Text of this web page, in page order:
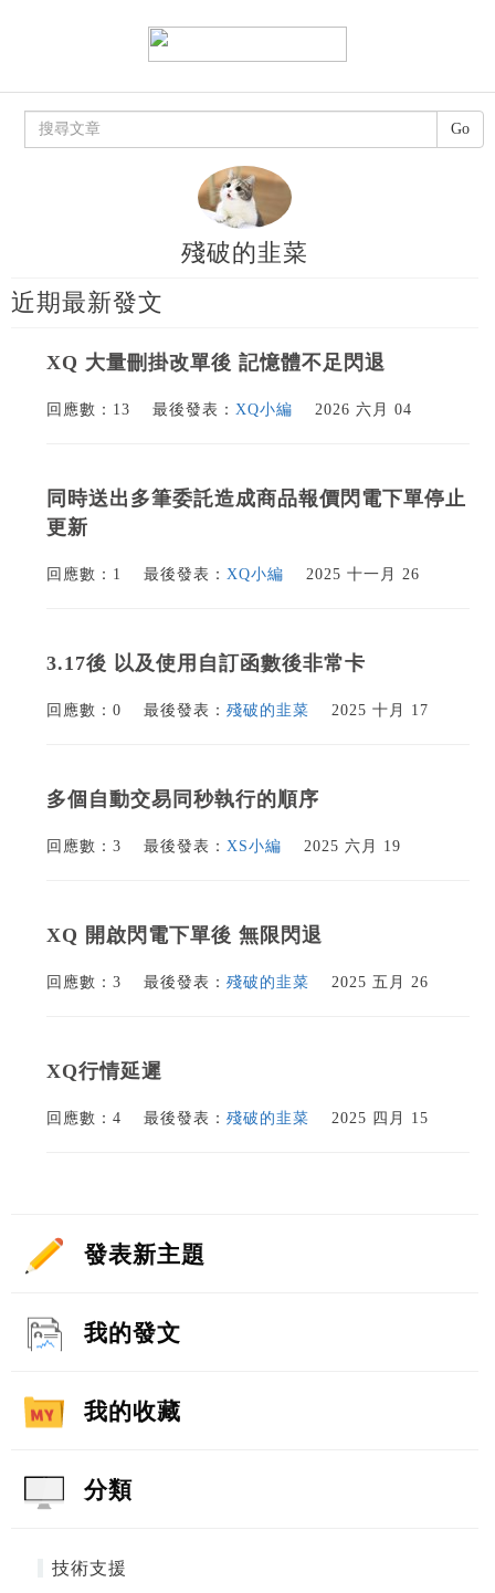
殘破的韭菜
近期最新發文
XQ 大量刪掛改單後 記憶體不足閃退
回應數：13 最後發表： XQ小編 2026 六月 04
同時送出多筆委託造成商品報價閃電下單停止
更新
回應數：1 最後發表： XQ小編 2025 十一月 26
3.17後 以及使用自訂函數後非常卡
回應數：0 最後發表： 殘破的韭菜 2025 十月 17
多個自動交易同秒執行的順序
回應數：3 最後發表： XS小編 2025 六月 19
XQ 開啟閃電下單後 無限閃退
回應數：3 最後發表： 殘破的韭菜 2025 五月 26
XQ行情延遲
回應數：4 最後發表： 殘破的韭菜 2025 四月 15
Go
發表新主題
我的發文
我的收藏
分類
技術支援